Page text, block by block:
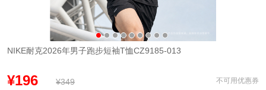
NIKE耐克2026年男子跑步短袖T恤CZ9185-013
¥196 ¥349 不可用优惠券